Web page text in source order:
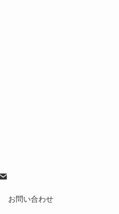
お問い合わせ